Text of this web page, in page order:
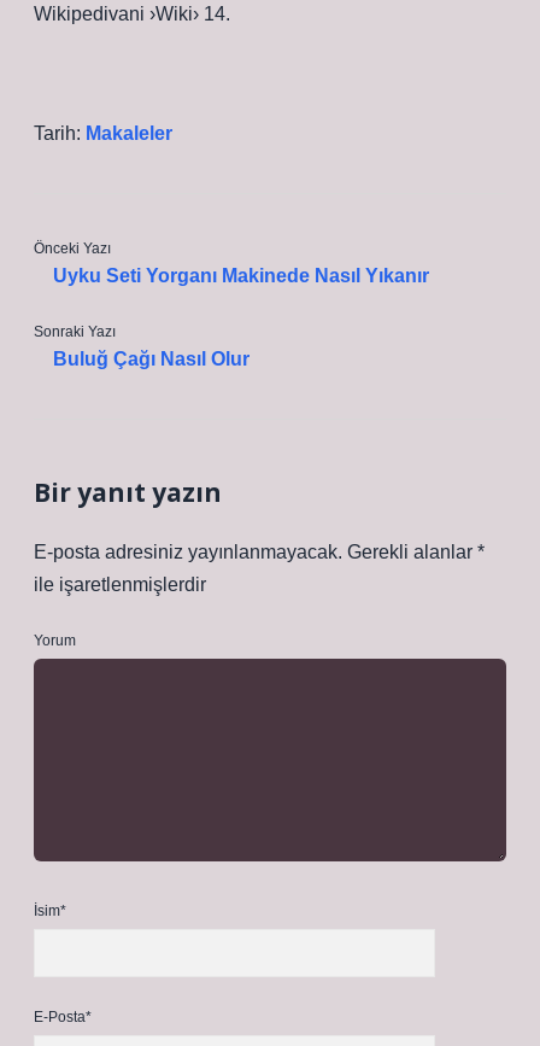
Wikipedivani ›Wiki› 14.
Tarih: Makaleler
Önceki Yazı
Uyku Seti Yorganı Makinede Nasıl Yıkanır
Sonraki Yazı
Buluğ Çağı Nasıl Olur
Bir yanıt yazın
E-posta adresiniz yayınlanmayacak. Gerekli alanlar *
ile işaretlenmişlerdir
Yorum
İsim*
E-Posta*